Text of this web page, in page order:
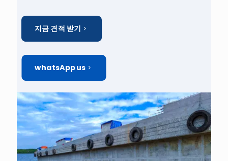
지금 견적 받기
whatsApp us